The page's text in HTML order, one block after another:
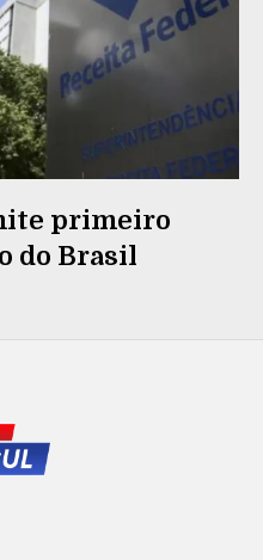
primeiro
do Brasil